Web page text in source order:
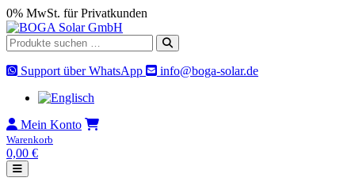
Skip
to
content
0% MwSt. für Privatkunden
Suche
nach:
Support über WhatsApp
info@boga-solar.de
Mein Konto
Warenkorb
0,00 €